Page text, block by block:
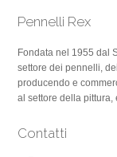
Pennelli Rex
Fondata nel 1955 dal
settore dei pennelli,
producendo e
al settore della pittura,
Contatti